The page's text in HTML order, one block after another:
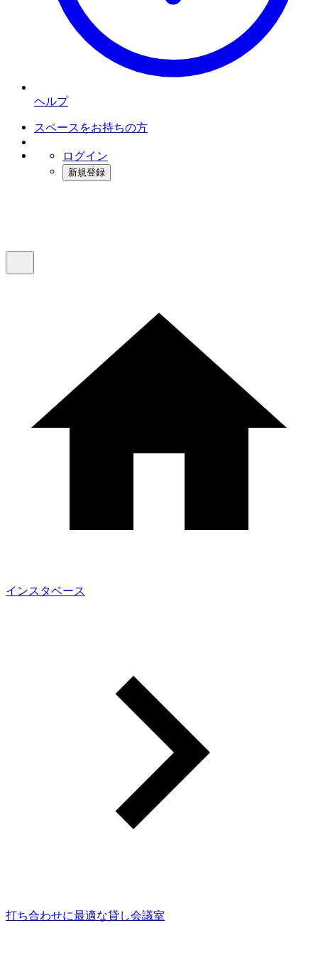
ヘルプ
スペースをお持ちの方
ログイン
新規登録
インスタベース
打ち合わせに最適な貸し会議室